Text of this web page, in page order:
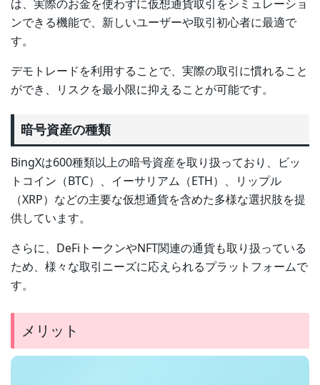
は、実際のお金を使わずに仮想通貨取引をシミュレーショ
ンできる機能で、新しいユーザーや取引初心者に最適で
す。
デモトレードを利用することで、実際の取引に慣れること
ができ、リスクを最小限に抑えることが可能です。
暗号資産の種類
BingXは600種類以上の暗号資産を取り扱っており、ビッ
トコイン（BTC）、イーサリアム（ETH）、リップル
（XRP）などの主要な仮想通貨を含めた多様な選択肢を提
供しています。
さらに、DeFiトークンやNFT関連の通貨も取り扱っている
ため、様々な取引ニーズに応えられるプラットフォームで
す。
メリット